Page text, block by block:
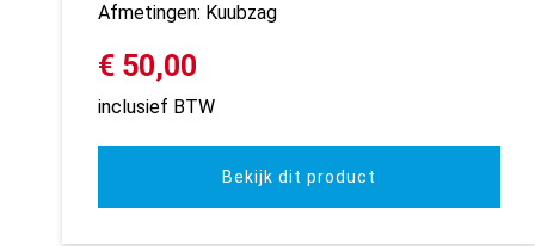
Afmetingen: Kuubzag
€ 50,00
inclusief BTW
Bekijk dit product